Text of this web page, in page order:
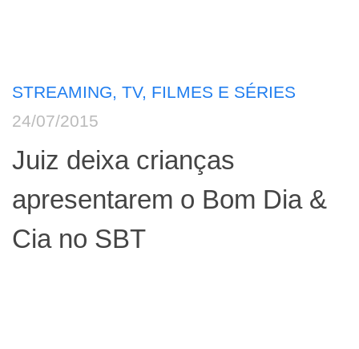
STREAMING, TV, FILMES E SÉRIES
24/07/2015
Juiz deixa crianças
apresentarem o Bom Dia &
Cia no SBT